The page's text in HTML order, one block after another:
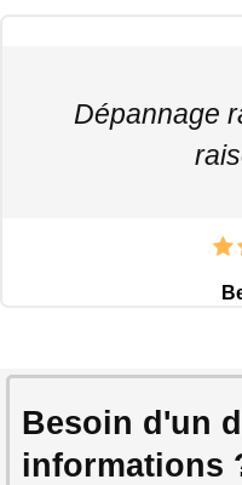
Dépannage
Besoin d'un
informations